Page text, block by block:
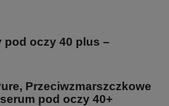
pod oczy 40 plus –
Przeciwzmarszczkowe
pod oczy 40+